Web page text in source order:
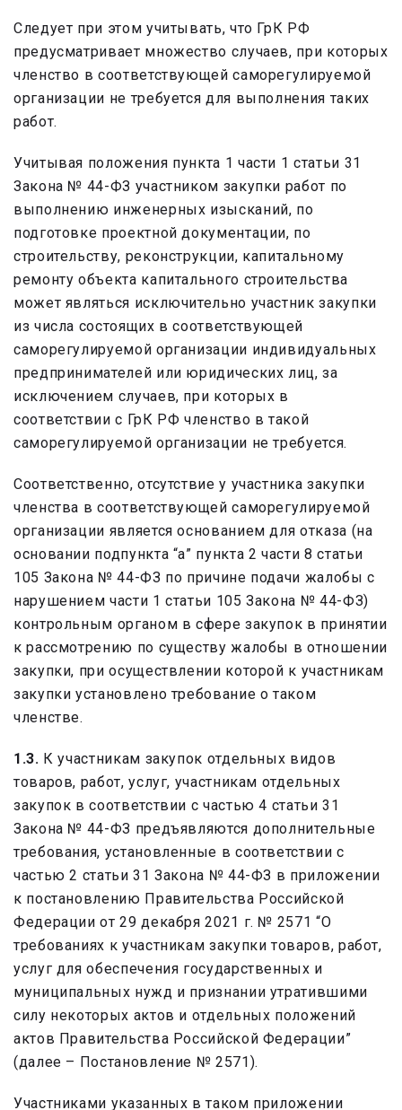
Следует при этом учитывать, что ГрК РФ
предусматривает множество случаев, при которых
членство в соответствующей саморегулируемой
организации не требуется для выполнения таких
работ.
Учитывая положения пункта 1 части 1 статьи 31
Закона № 44-ФЗ участником закупки работ по
выполнению инженерных изысканий, по
подготовке проектной документации, по
строительству, реконструкции, капитальному
ремонту объекта капитального строительства
может являться исключительно участник закупки
из числа состоящих в соответствующей
саморегулируемой организации индивидуальных
предпринимателей или юридических лиц, за
исключением случаев, при которых в
соответствии с ГрК РФ членство в такой
саморегулируемой организации не требуется.
Соответственно, отсутствие у участника закупки
членства в соответствующей саморегулируемой
организации является основанием для отказа (на
основании подпункта “а” пункта 2 части 8 статьи
105 Закона № 44-ФЗ по причине подачи жалобы с
нарушением части 1 статьи 105 Закона № 44-ФЗ)
контрольным органом в сфере закупок в принятии
к рассмотрению по существу жалобы в отношении
закупки, при осуществлении которой к участникам
закупки установлено требование о таком
членстве.
1.3. К участникам закупок отдельных видов
товаров, работ, услуг, участникам отдельных
закупок в соответствии с частью 4 статьи 31
Закона № 44-ФЗ предъявляются дополнительные
требования, установленные в соответствии с
частью 2 статьи 31 Закона № 44-ФЗ в приложении
к постановлению Правительства Российской
Федерации от 29 декабря 2021 г. № 2571 “О
требованиях к участникам закупки товаров, работ,
услуг для обеспечения государственных и
муниципальных нужд и признании утратившими
силу некоторых актов и отдельных положений
актов Правительства Российской Федерации”
(далее – Постановление № 2571).
Участниками указанных в таком приложении